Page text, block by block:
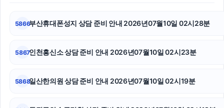
인스타 좋아요
노원하수구막힘
5866부산휴대폰성지 상담 준비 안내 2026년07월10일 02시28분
5867인천흥신소 상담 준비 안내 2026년07월10일 02시23분
5868일산한의원 상담 준비 안내 2026년07월10일 02시19분